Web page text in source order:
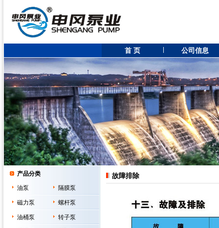
首 页 公司信息
产品分类
油泵 隔膜泵
磁力泵 螺杆泵
油桶泵 转子泵
故障排除